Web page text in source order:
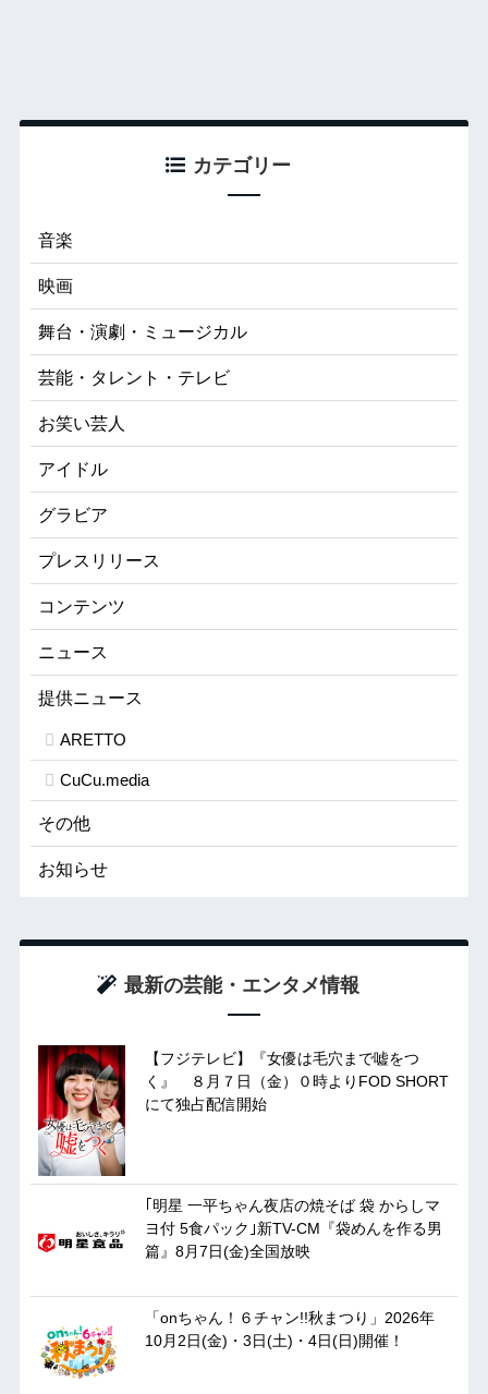
カテゴリー
音楽
映画
舞台・演劇・ミュージカル
芸能・タレント・テレビ
お笑い芸人
アイドル
グラビア
プレスリリース
コンテンツ
ニュース
提供ニュース
ARETTO
CuCu.media
その他
お知らせ
最新の芸能・エンタメ情報
【フジテレビ】『女優は毛穴まで嘘をつ
く』 ８月７日（金）０時よりFOD SHORT
にて独占配信開始
｢明星 一平ちゃん夜店の焼そば 袋 からしマ
ヨ付 5食パック｣新TV-CM『袋めんを作る男
篇』8月7日(金)全国放映
「onちゃん！６チャン!!秋まつり」2026年
10月2日(金)・3日(土)・4日(日)開催！